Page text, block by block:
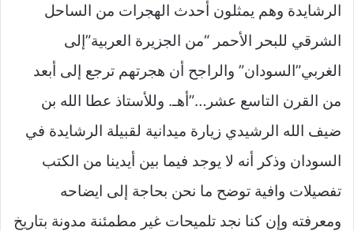
الرشايدة وهم يمثلون أحدث الهجرات من الساحل
الشرقي للبحر الأحمر “من الجزيرة العربية”إلى
الغربي”السودان” والراجح أن هجرتهم ترجع إلى أبعد
من القرن التاسع عشر…”أهـ. وللأستاذ عطا الله بن
ضيف الله الرشيدي زيارة ميدانية لقبيلة الرشايدة في
السودان وذكر أنه لا يوجد فيما بين أيدينا من الكتب
تفصيلات وافية توضح ما نحن بحاجة إلى ايضاحه
ومعرفته وإن كنا نجد تلميحات غير مطمئنة مدونة بتاريخ